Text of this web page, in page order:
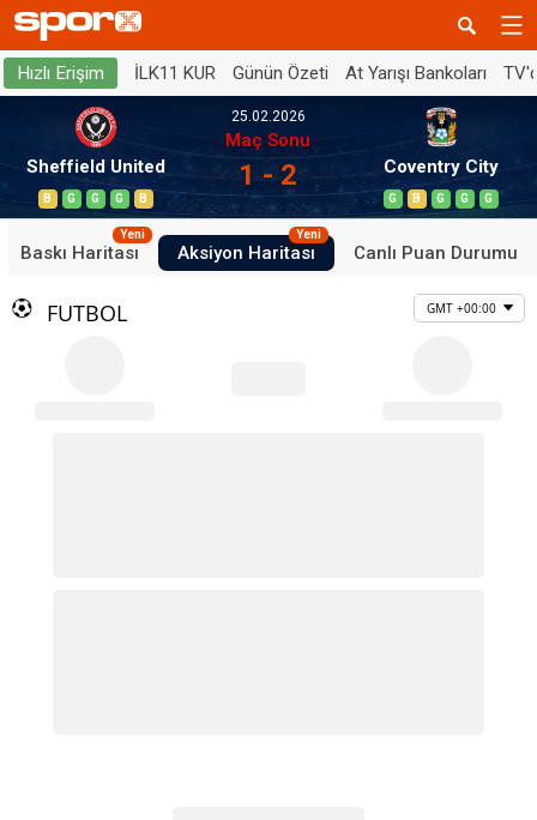
Hızlı Erişim İLK11 KUR Günün Özeti At Yarışı Bankoları
Sheffield United
B G G G B
25.02.2026
Maç Sonu
1 - 2 Coventry City
G B G G G
Baskı Haritası
Yeni
Aksiyon Haritası
Yeni
Canlı Puan Durumu
FUTBOL GMT +00:00